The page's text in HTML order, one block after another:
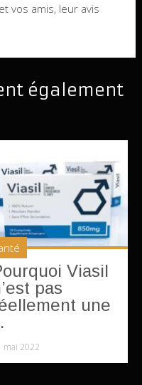
vos amis, leur avis
également
Viasil
pas
une
mai 2022